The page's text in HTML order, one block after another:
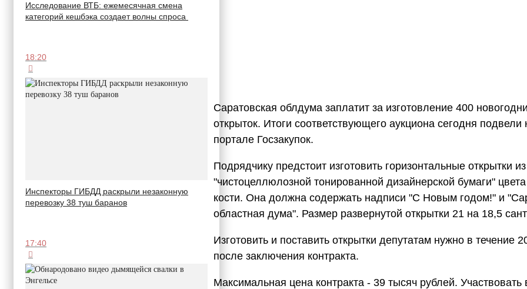
Исследование ВТБ: ежемесячная смена
категорий кешбэка создает волны спроса
18:20
Инспекторы ГИБДД раскрыли незаконную
перевозку 38 туш баранов
17:40
Саратовская облдума заплатит за изготовление 400
открыток. Итоги соответствующего аукциона сегодня подвели
портале Госзакупок.
Подрядчику предстоит изготовить горизонтальные открытки из
"чистоцеллюлозной тонированной дизайнерской бумаги"
кости. Она должна содержать надписи "С Новым годом!" и
областная дума". Размер развернутой открытки 21 на 18,5
Изготовить и поставить открытки депутатам нужно в течение
после заключения контракта.
Максимальная цена контракта - 39 тысяч рублей. Участвовать